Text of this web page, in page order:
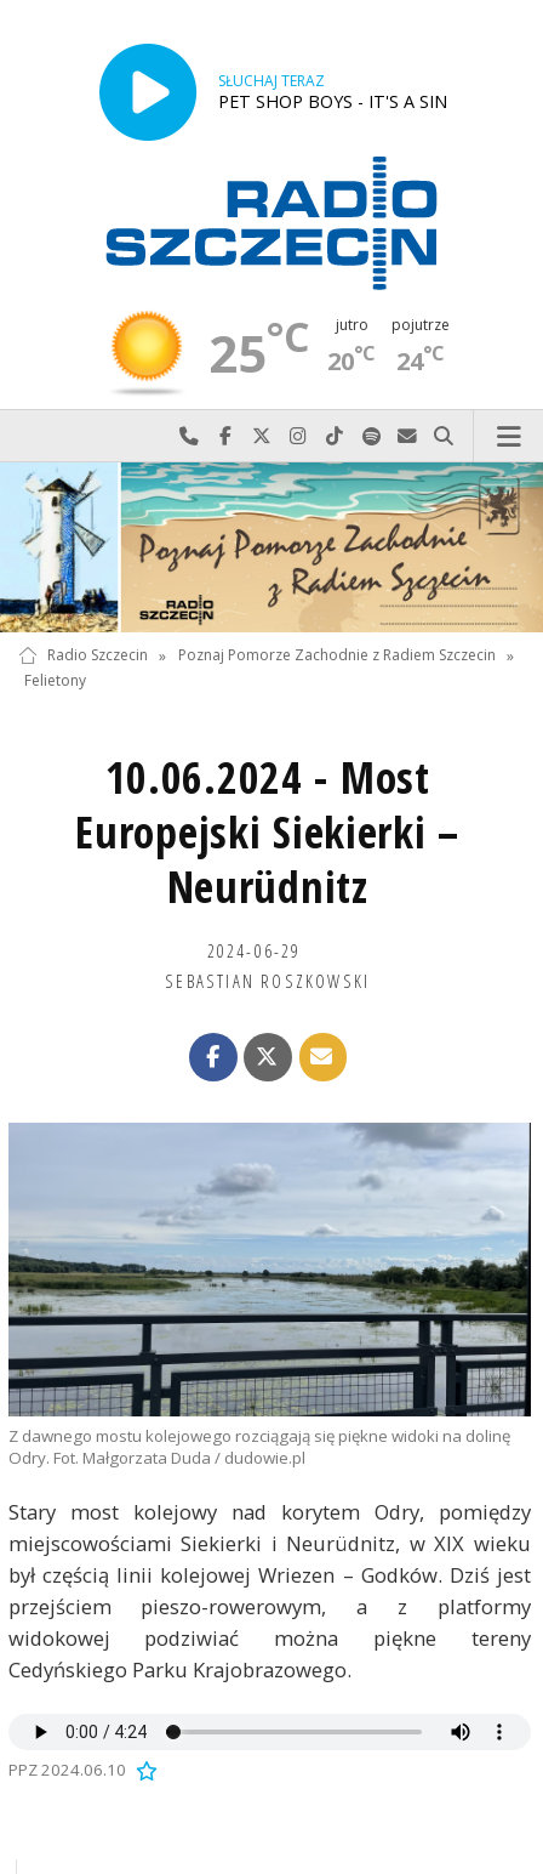
SŁUCHAJ TERAZ
PET SHOP BOYS - IT'S A SIN
25°C jutro
20°C
pojutrze
24°C
Najlepiej po prostu do nas zadzwoń
Odwiedź nas na Facebook-u
Odwiedź nas na X
Odwiedź nas na Instagram-ie
Odwiedź nas na TikTok-u
Szukaj nas na Spotify
Wyślij do nas
Szukaj
Radio Szczecin » Poznaj Pomorze Zachodnie z Radiem Szczecin »
Felietony
10.06.2024 - Most
Europejski Siekierki –
Neurüdnitz
2024-06-29
SEBASTIAN ROSZKOWSKI
Z dawnego mostu kolejowego rozciągają się piękne widoki na dolinę
Odry. Fot. Małgorzata Duda / dudowie.pl
Stary most kolejowy nad korytem Odry, pomiędzy
miejscowościami Siekierki i Neurüdnitz, w XIX wieku
był częścią linii kolejowej Wriezen – Godków. Dziś jest
przejściem pieszo-rowerowym, a z platformy
widokowej podziwiać można piękne tereny
Cedyńskiego Parku Krajobrazowego.
PPZ 2024.06.10